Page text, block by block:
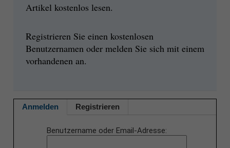
Artikel kostenlos lesen.
Registrieren Sie einen kostenlosen
Benutzernamen oder melden Sie sich mit einem
vorhandenen an.
Anmelden Registrieren
Benutzername oder Email-Adresse